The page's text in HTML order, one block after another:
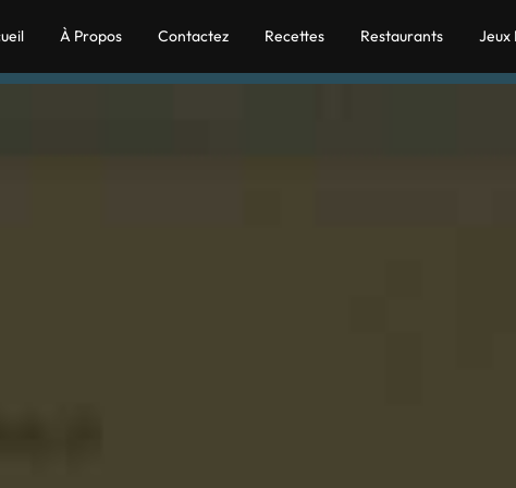
À Propos Contactez Recettes Restaurants Jeux